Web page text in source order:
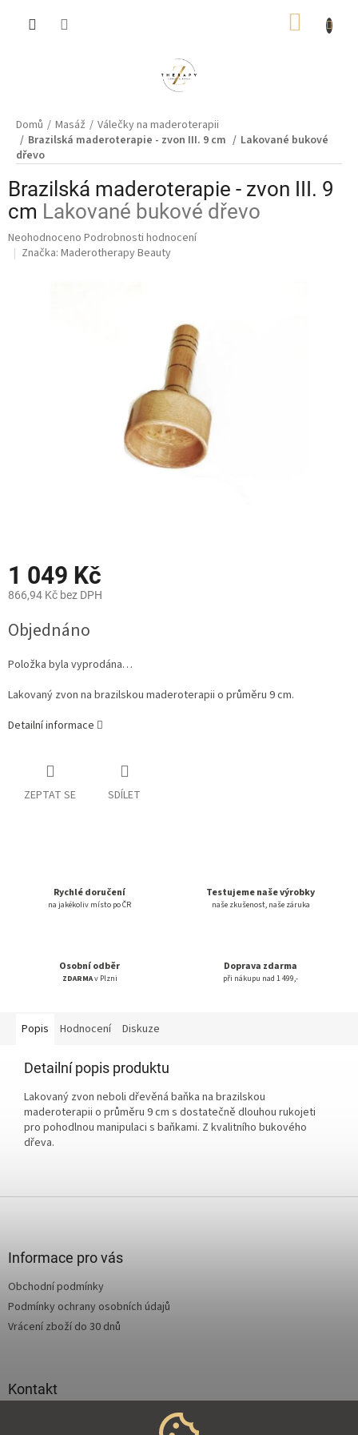
Domů Masáž
Válečky na maderoterapii
Brazilská maderoterapie - zvon III. 9 cm
Lakované bukové
dřevo
Brazilská maderoterapie - zvon III. 9
cm Lakované bukové dřevo
Průměrné
hodnocení
Neohodnoceno Podrobnosti hodnocení
Značka: Maderotherapy Beauty
1 049 Kč
866,94 Kč bez DPH
cena:
Objednáno
Položka byla vyprodána…
Lakovaný zvon na brazilskou maderoterapii o průměru 9 cm.
Detailní informace
ZEPTAT SE SDÍLET
Rychlé doručení
na jakékoliv místo po ČR
Testujeme naše výrobky
naše zkušenost, naše záruka
Osobní odběr
ZDARMAv Plzni
Doprava zdarma
při nákupu nad 1 499,-
Popis Hodnocení Diskuze
Detailní popis produktu
Lakovaný zvon neboli dřevěná baňka na brazilskou
maderoterapii o průměru 9 cm s dostatečně dlouhou rukojeti
pro pohodlnou manipulaci s baňkami. Z kvalitního bukového
dřeva.
Informace pro vás
Obchodní podmínky
Podmínky ochrany osobních údajů
Vrácení zboží do 30 dnů
Kontakt